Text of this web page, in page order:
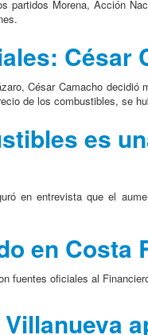
Morena, Acción
César
César Camacho
de los combustibles, se
es
en entrevista que el
en Costa
fuentes oficiales al